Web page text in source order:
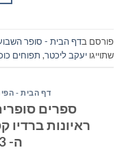
פורסם בדף הבית - סופר
שתוייגו יעקב ליכטר, תפוחים
דף הבית -
ספרים
ה- 3 באפריל 2019